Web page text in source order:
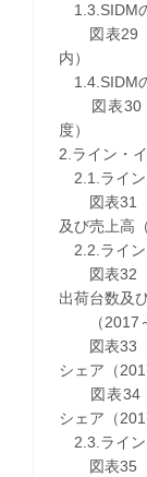
1.3.SIDM
図表29
内）
1.4.SIDM
図表30
度）
2.ライン・
2.1.ライン
図表31 ラ
及び売上高
2.2.ライン
図表32 ラ
出荷台数及
（2017～
図表33 ラ
シェア（
図表34
シェア（
2.3.ライン
図表35 ラ